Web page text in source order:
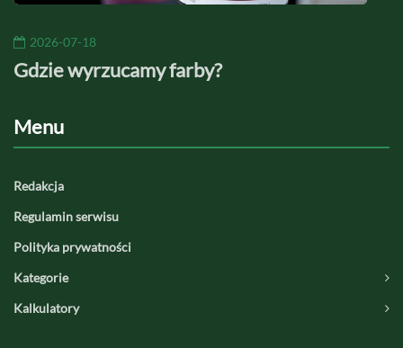
2026-07-18
Gdzie wyrzucamy farby?
Menu
Redakcja
Regulamin serwisu
Polityka prywatności
Kategorie
Kalkulatory